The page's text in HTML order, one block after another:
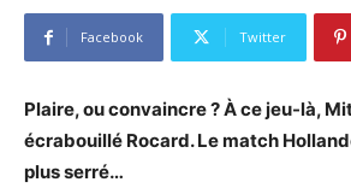
Facebook Twitter
Plaire, ou convaincre ? À ce jeu-là,
écrabouillé Rocard. Le match
plus serré…